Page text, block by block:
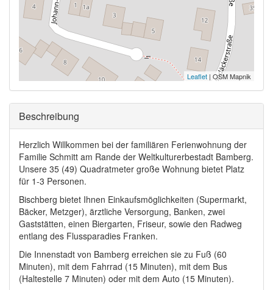
Leaflet | OSM Mapnik
Ausblenden
Beschreibung
Herzlich Willkommen bei der familiären Ferienwohnung der
Familie Schmitt am Rande der Weltkulturerbestadt Bamberg.
Unsere 35 (49) Quadratmeter große Wohnung bietet Platz
für 1-3 Personen.
Bischberg bietet Ihnen Einkaufsmöglichkeiten (Supermarkt,
Bäcker, Metzger), ärztliche Versorgung, Banken, zwei
Gaststätten, einen Biergarten, Friseur, sowie den Radweg
entlang des Flussparadies Franken.
Die Innenstadt von Bamberg erreichen sie zu Fuß (60
Minuten), mit dem Fahrrad (15 Minuten), mit dem Bus
(Haltestelle 7 Minuten) oder mit dem Auto (15 Minuten).